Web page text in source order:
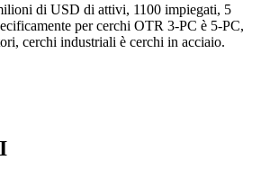
di USD di attivi, 1100 impiegati, 5
per cerchi OTR 3-PC è 5-PC,
cerchi industriali è cerchi in acciaio.